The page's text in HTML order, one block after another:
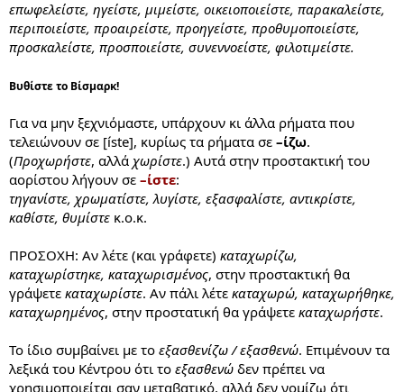
επωφελείστε, ηγείστε, μιμείστε, οικειοποιείστε, παρακαλείστε,
περιποιείστε, προαιρείστε, προηγείστε, προθυμοποιείστε,
προσκαλείστε, προσποιείστε, συνεννοείστε, φιλοτιμείστε.
Βυθίστε το Βίσμαρκ!
Για να μην ξεχνιόμαστε, υπάρχουν κι άλλα ρήματα που
τελειώνουν σε [íste], κυρίως τα ρήματα σε –ίζω.
(Προχωρήστε, αλλά χωρίστε.) Αυτά στην προστακτική του
αορίστου λήγουν σε –ίστε:
τηγανίστε, χρωματίστε, λυγίστε, εξασφαλίστε, αντικρίστε,
καθίστε, θυμίστε κ.ο.κ.
ΠΡΟΣΟΧΗ: Αν λέτε (και γράφετε) καταχωρίζω,
καταχωρίστηκε, καταχωρισμένος, στην προστακτική θα
γράψετε καταχωρίστε. Αν πάλι λέτε καταχωρώ, καταχωρήθηκε,
καταχωρημένος, στην προστατική θα γράψετε καταχωρήστε.
Το ίδιο συμβαίνει με το εξασθενίζω / εξασθενώ. Επιμένουν τα
λεξικά του Κέντρου ότι το εξασθενώ δεν πρέπει να
χρησιμοποιείται σαν μεταβατικό, αλλά δεν νομίζω ότι